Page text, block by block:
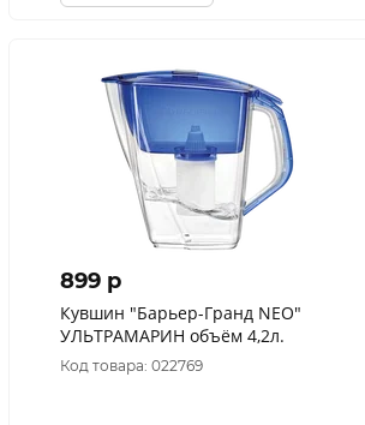
899 p
Кувшин "Барьер-Гранд NEO"
УЛЬТРАМАРИН объём 4,2л.
Код товара: 022769